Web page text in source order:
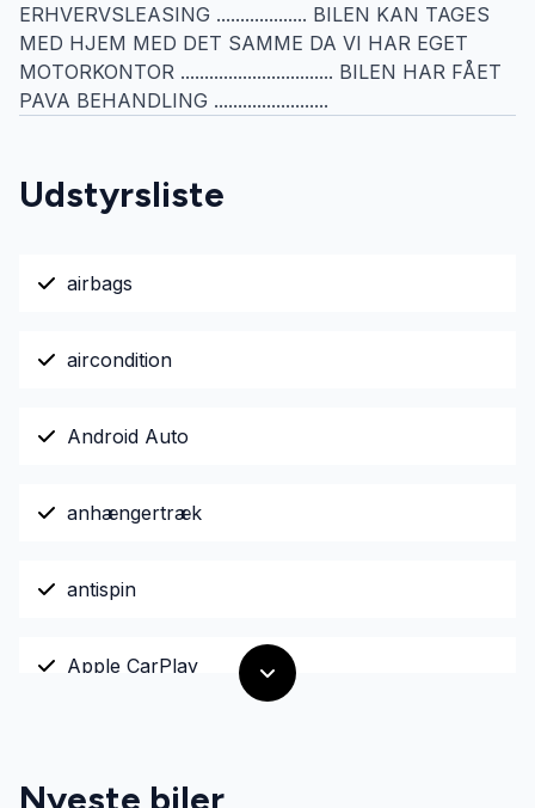
ERHVERVSLEASING ................... BILEN KAN TAGES
MED HJEM MED DET SAMME DA VI HAR EGET
MOTORKONTOR ................................ BILEN HAR FÅET
PAVA BEHANDLING ........................
Udstyrsliste
airbags
aircondition
Android Auto
anhængertræk
antispin
Apple CarPlay
Nyeste biler